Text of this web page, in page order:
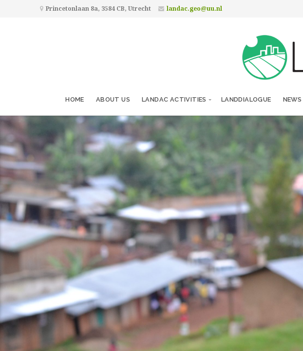
Princetonlaan 8a, 3584 CB, Utrecht landac.geo@uu.nl
HOME ABOUT US LANDAC ACTIVITIES LANDDIALOGUE NEWS